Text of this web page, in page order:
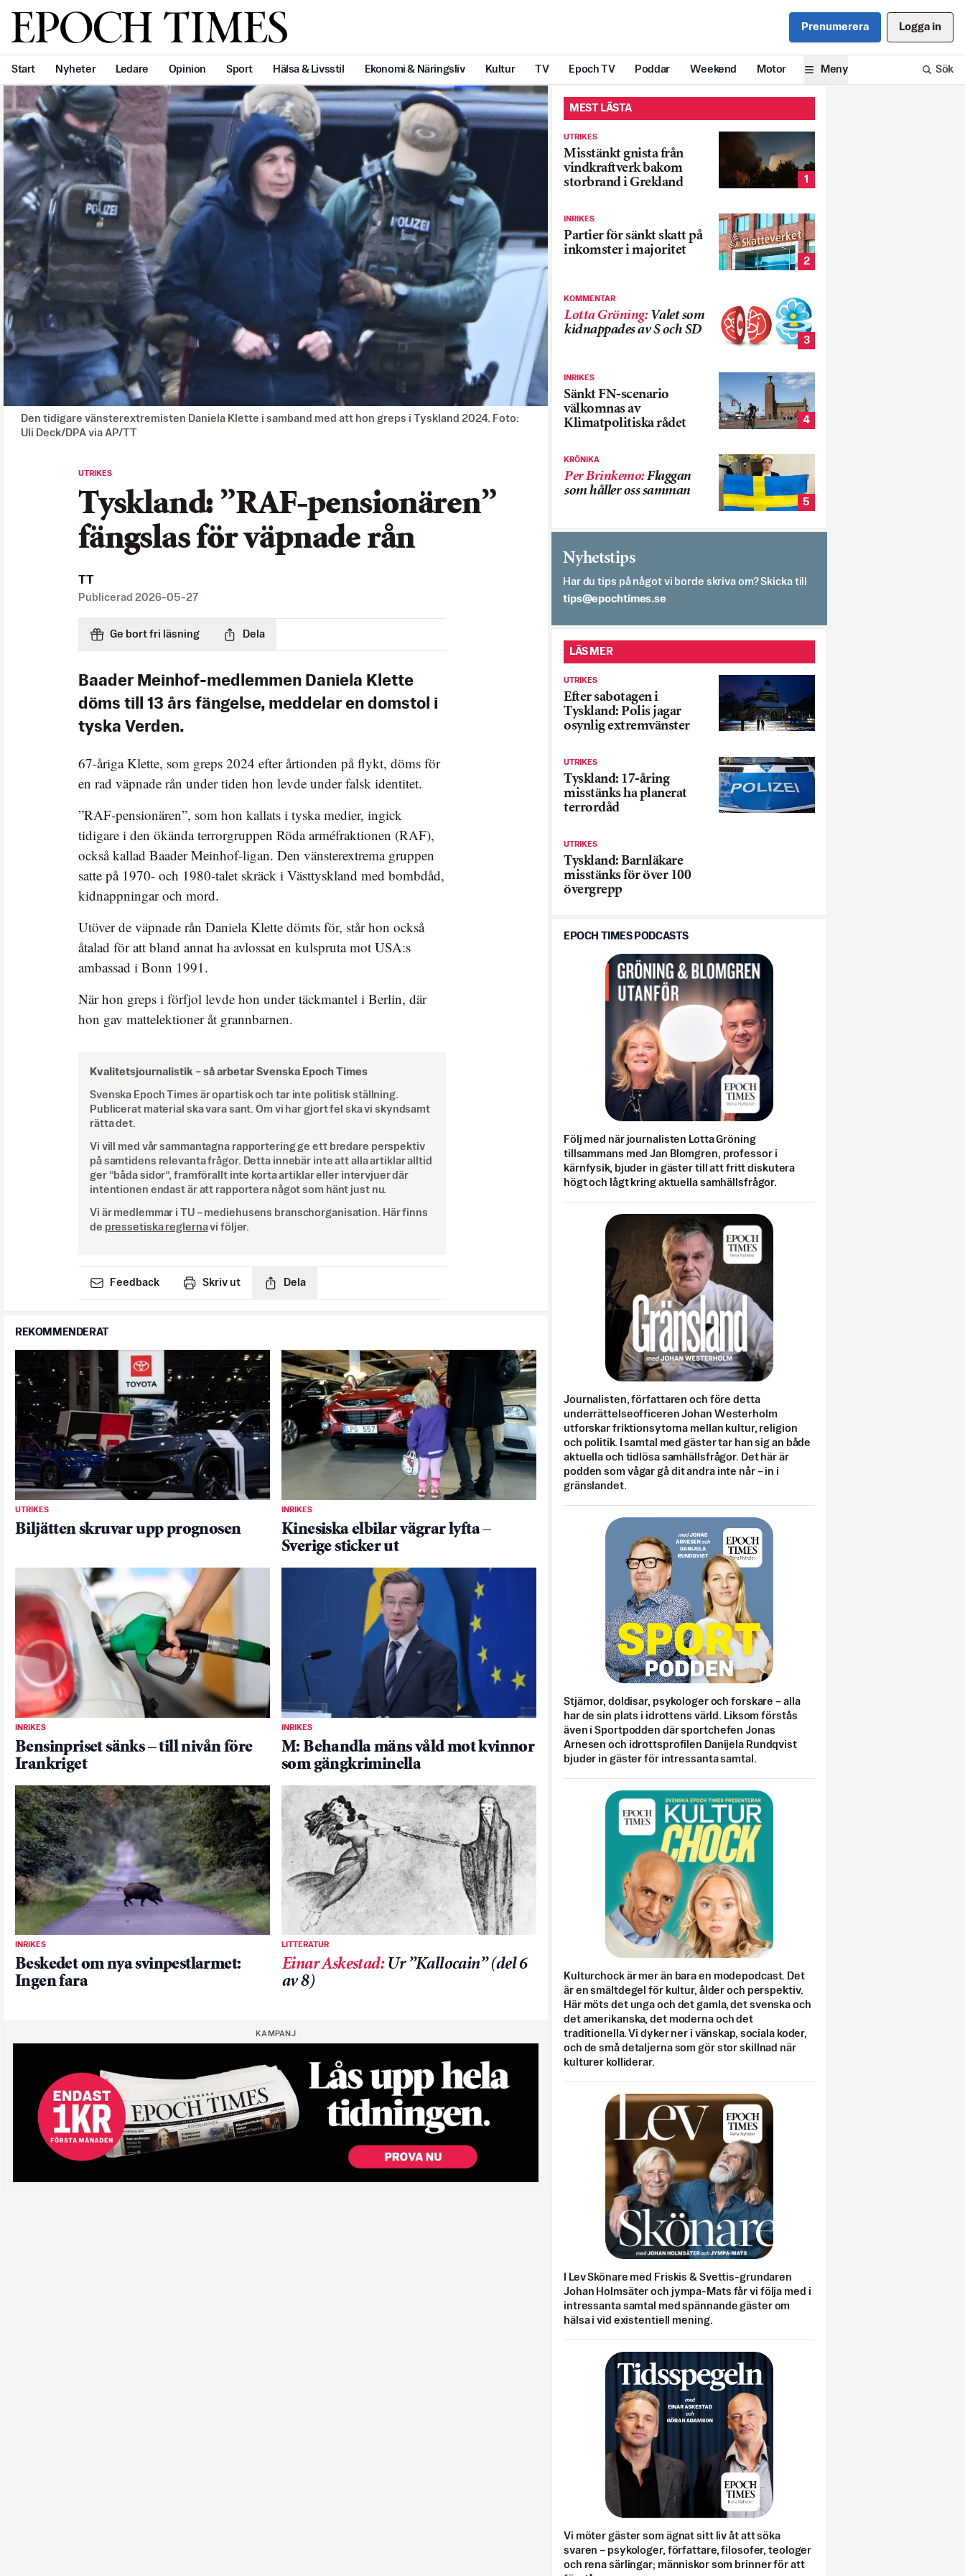
Svenska Epoch Times Prenumerera Logga in
Start Nyheter Ledare Opinion Sport Hälsa & Livsstil Ekonomi & Näringsliv Kultur TV Epoch TV Poddar Weekend Motor Meny Sök
Den tidigare vänsterextremisten Daniela Klette i samband med att hon greps i Tyskland 2024. Foto:
Uli Deck/DPA via AP/TT
UTRIKES
Tyskland: ”RAF-pensionären”
fängslas för väpnade rån
TT
Publicerad 2026-05-27
Ge bort fri läsning Dela
Baader Meinhof-medlemmen Daniela Klette
döms till 13 års fängelse, meddelar en domstol i
tyska Verden.
67-åriga Klette, som greps 2024 efter årtionden på flykt, döms för
en rad väpnade rån under tiden hon levde under falsk identitet.
”RAF-pensionären”, som hon kallats i tyska medier, ingick
tidigare i den ökända terrorgruppen Röda arméfraktionen (RAF),
också kallad Baader Meinhof-ligan. Den vänsterextrema gruppen
satte på 1970- och 1980-talet skräck i Västtyskland med bombdåd,
kidnappningar och mord.
Utöver de väpnade rån Daniela Klette dömts för, står hon också
åtalad för att bland annat ha avlossat en kulspruta mot USA:s
ambassad i Bonn 1991.
När hon greps i förfjol levde hon under täckmantel i Berlin, där
hon gav mattelektioner åt grannbarnen.
Kvalitetsjournalistik – så arbetar Svenska Epoch Times
Svenska Epoch Times är opartisk och tar inte politisk ställning.
Publicerat material ska vara sant. Om vi har gjort fel ska vi skyndsamt
rätta det.
Vi vill med vår sammantagna rapportering ge ett bredare perspektiv
på samtidens relevanta frågor. Detta innebär inte att alla artiklar alltid
ger ”båda sidor”, framförallt inte korta artiklar eller intervjuer där
intentionen endast är att rapportera något som hänt just nu.
Vi är medlemmar i TU – mediehusens branschorganisation. Här finns
de pressetiska reglernavi följer.
Feedback Skriv ut Dela
REKOMMENDERAT
UTRIKES
Biljätten skruvar upp prognosen
INRIKES
Kinesiska elbilar vägrar lyfta –
Sverige sticker ut
INRIKES
Bensinpriset sänks – till nivån före
Irankriget
INRIKES
M: Behandla mäns våld mot kvinnor
som gängkriminella
INRIKES
Beskedet om nya svinpestlarmet:
Ingen fara
LITTERATUR
Einar Askestad: Ur ”Kallocain” (del 6
av 8)
KAMPANJ
MEST LÄSTA
UTRIKES
Misstänkt gnista från
vindkraftverk bakom
storbrand i Grekland
1
INRIKES
Partier för sänkt skatt på
inkomster i majoritet
2
KOMMENTAR
Lotta Gröning: Valet som
kidnappades av S och SD
3
INRIKES
Sänkt FN-scenario
välkomnas av
Klimatpolitiska rådet
4
KRÖNIKA
Per Brinkemo:Flaggan
som håller oss samman
5
Nyhetstips
Har du tips på något vi borde skriva om? Skicka till
es.semithcope@spit
LÄS MER
UTRIKES
Efter sabotagen i
Tyskland: Polis jagar
osynlig extremvänster
UTRIKES
Tyskland: 17-åring
misstänks ha planerat
terrordåd
UTRIKES
Tyskland: Barnläkare
misstänks för över 100
övergrepp
EPOCH TIMES PODCASTS
Följ med när journalisten Lotta Gröning
tillsammans med Jan Blomgren, professor i
kärnfysik, bjuder in gäster till att fritt diskutera
högt och lågt kring aktuella samhällsfrågor.
Journalisten, författaren och före detta
underrättelseofficeren Johan Westerholm
utforskar friktionsytorna mellan kultur, religion
och politik. I samtal med gäster tar han sig an både
aktuella och tidlösa samhällsfrågor. Det här är
podden som vågar gå dit andra inte når – in i
gränslandet.
Stjärnor, doldisar, psykologer och forskare – alla
har de sin plats i idrottens värld. Liksom förstås
även i Sportpodden där sportchefen Jonas
Arnesen och idrottsprofilen Danijela Rundqvist
bjuder in gäster för intressanta samtal.
Kulturchock är mer än bara en modepodcast. Det
är en smältdegel för kultur, ålder och perspektiv.
Här möts det unga och det gamla, det svenska och
det amerikanska, det moderna och det
traditionella. Vi dyker ner i vänskap, sociala koder,
och de små detaljerna som gör stor skillnad när
kulturer kolliderar.
I Lev Skönare med Friskis & Svettis-grundaren
Johan Holmsäter och jympa-Mats får vi följa med i
intressanta samtal med spännande gäster om
hälsa i vid existentiell mening.
Vi möter gäster som ägnat sitt liv åt att söka
svaren – psykologer, författare, filosofer, teologer
och rena särlingar; människor som brinner för att